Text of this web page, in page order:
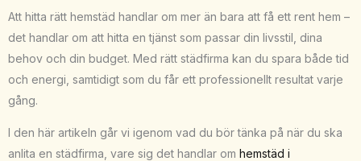
Att hitta rätt hemstäd handlar om mer än bara att få ett rent hem –
det handlar om att hitta en tjänst som passar din livsstil, dina
behov och din budget. Med rätt städfirma kan du spara både tid
och energi, samtidigt som du får ett professionellt resultat varje
gång.
I den här artikeln går vi igenom vad du bör tänka på när du ska
anlita en städfirma, vare sig det handlar om hemstäd i